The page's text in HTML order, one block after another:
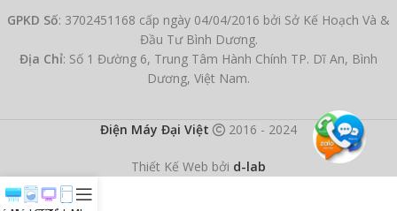
GPKD Số: 3702451168 cấp ngày 04/04/2016 bởi Sở Kế Hoạch Và &
Đầu Tư Bình Dương.
Địa Chỉ: Số 1 Đường 6, Trung Tâm Hành Chính TP. Dĩ An, Bình
Dương, Việt Nam.
Điện Máy Đại Việt 2016 - 2024
Thiết Kế Web bởi d-lab